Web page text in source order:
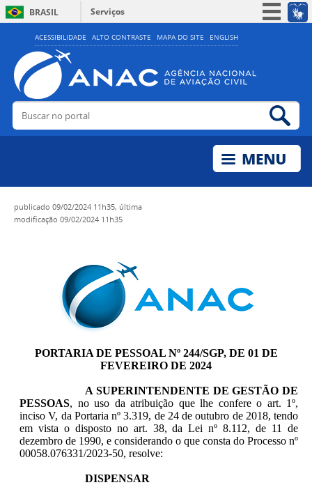
ACESSIBILIDADE ALTO CONTRASTE MAPA DO SITE ENGLISH
BRASIL
Serviços
Simplifique!
Acesso à informação
Legislação
Buscar no portal
publicado 09/02/2024 11h35, última
modificação 09/02/2024 11h35
PORTARIA DE PESSOAL Nº 244/SGP, DE 01 DE
FEVEREIRO DE 2024
ASUPERINTENDENTE DE GESTÃO DE
PESSOAS, no uso da atribuição que lhe confere o art. 1º,
inciso V, da Portaria nº 3.319, de 24 de outubro de 2018, tendo
em vista o disposto no art. 38, da Lei nº 8.112, de 11 de
dezembro de 1990, e considerando o que consta do Processo nº
00058.076331/2023-50, resolve:
DISPENSAR